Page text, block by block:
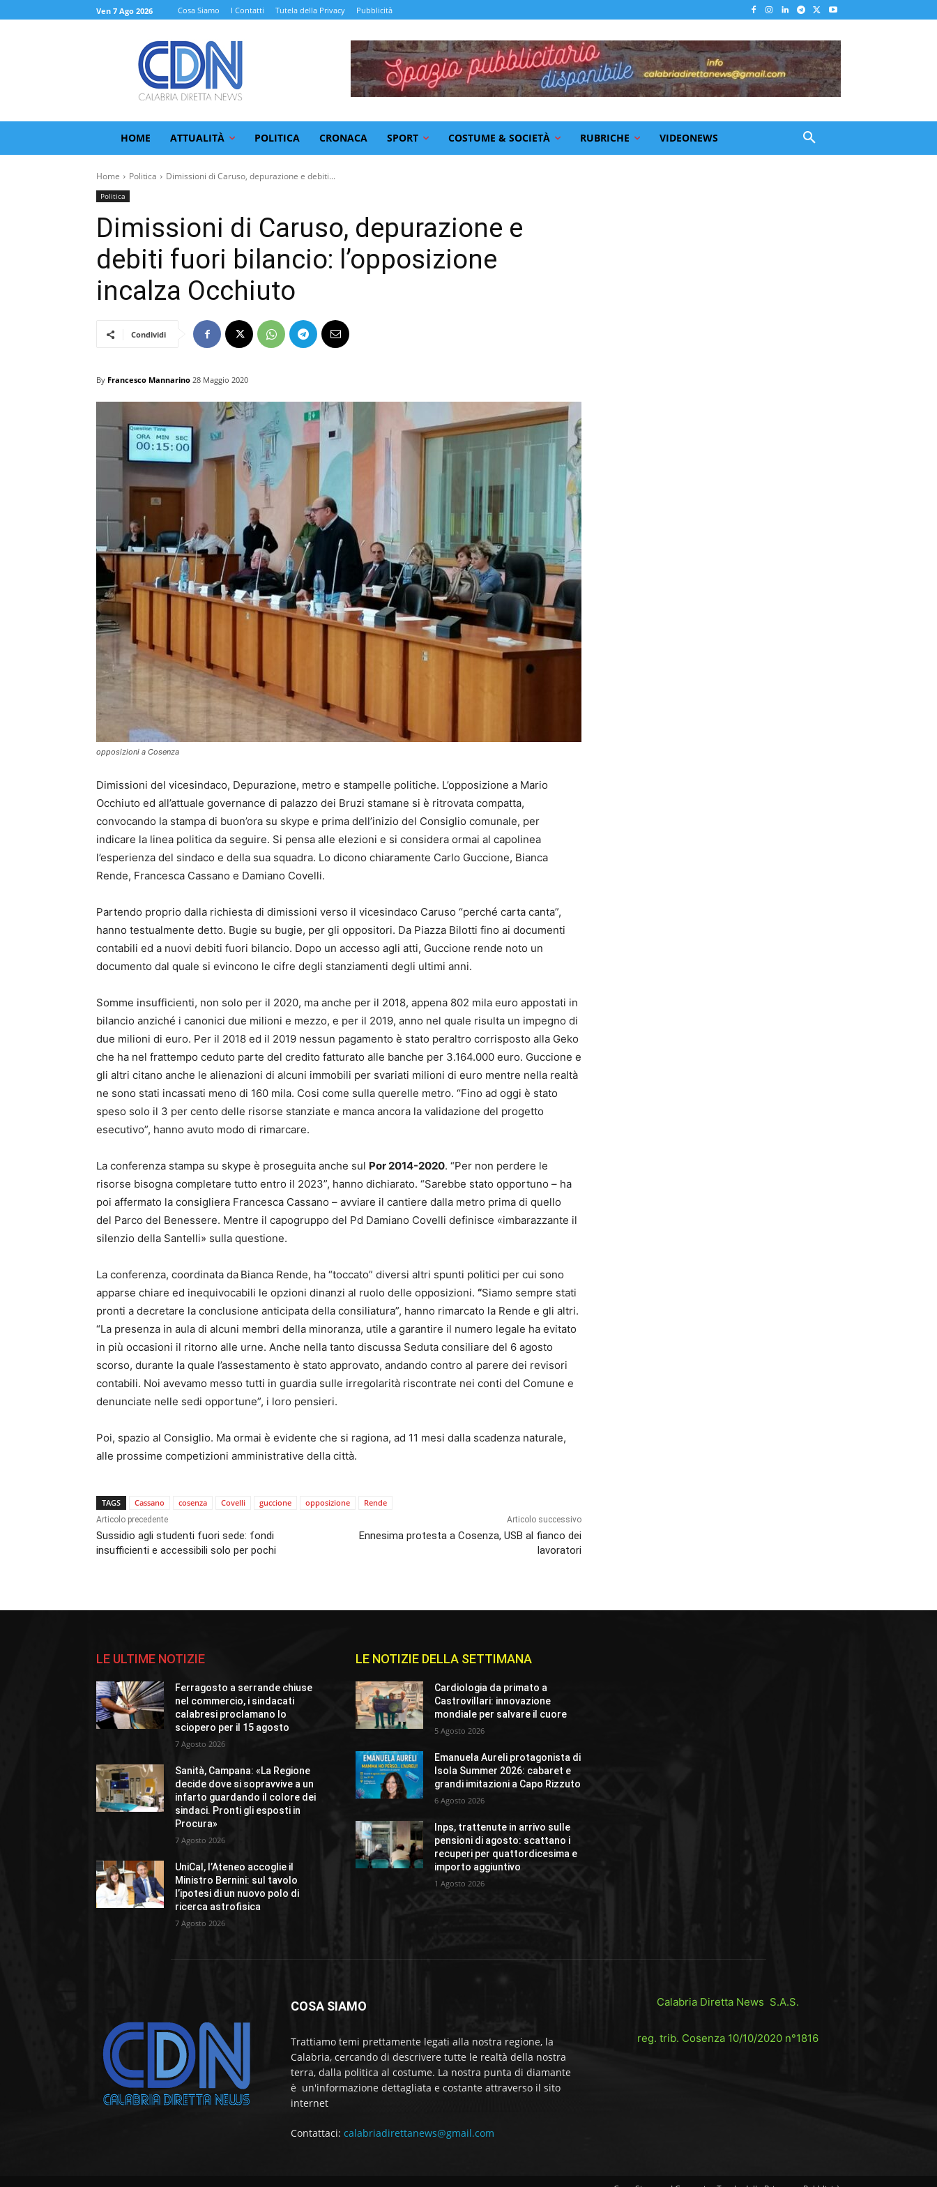
Ven 7 Ago 2026 Cosa Siamo I Contatti Tutela della Privacy Pubblicità
HOME ATTUALITÀ POLITICA CRONACA SPORT COSTUME & SOCIETÀ RUBRICHE VIDEONEWS
Home Politica Dimissioni di Caruso, depurazione e debiti...
Politica
Dimissioni di Caruso, depurazione e
debiti fuori bilancio: l’opposizione
incalza Occhiuto
Condividi
By Francesco Mannarino 28 Maggio 2020
opposizioni a Cosenza
Dimissioni del vicesindaco, Depurazione, metro e stampelle politiche. L’opposizione a Mario
Occhiuto ed all’attuale governance di palazzo dei Bruzi stamane si è ritrovata compatta,
convocando la stampa di buon’ora su skype e prima dell’inizio del Consiglio comunale, per
indicare la linea politica da seguire. Si pensa alle elezioni e si considera ormai al capolinea
l’esperienza del sindaco e della sua squadra. Lo dicono chiaramente Carlo Guccione, Bianca
Rende, Francesca Cassano e Damiano Covelli.
Partendo proprio dalla richiesta di dimissioni verso il vicesindaco Caruso “perché carta canta”,
hanno testualmente detto. Bugie su bugie, per gli oppositori. Da Piazza Bilotti fino ai documenti
contabili ed a nuovi debiti fuori bilancio. Dopo un accesso agli atti, Guccione rende noto un
documento dal quale si evincono le cifre degli stanziamenti degli ultimi anni.
Somme insufficienti, non solo per il 2020, ma anche per il 2018, appena 802 mila euro appostati in
bilancio anziché i canonici due milioni e mezzo, e per il 2019, anno nel quale risulta un impegno di
due milioni di euro. Per il 2018 ed il 2019 nessun pagamento è stato peraltro corrisposto alla Geko
che ha nel frattempo ceduto parte del credito fatturato alle banche per 3.164.000 euro. Guccione e
gli altri citano anche le alienazioni di alcuni immobili per svariati milioni di euro mentre nella realtà
ne sono stati incassati meno di 160 mila. Cosi come sulla querelle metro. “Fino ad oggi è stato
speso solo il 3 per cento delle risorse stanziate e manca ancora la validazione del progetto
esecutivo”, hanno avuto modo di rimarcare.
La conferenza stampa su skype è proseguita anche sul Por 2014-2020. “Per non perdere le
risorse bisogna completare tutto entro il 2023”, hanno dichiarato. “Sarebbe stato opportuno – ha
poi affermato la consigliera Francesca Cassano – avviare il cantiere dalla metro prima di quello
del Parco del Benessere. Mentre il capogruppo del Pd Damiano Covelli definisce «imbarazzante il
silenzio della Santelli» sulla questione.
La conferenza, coordinata da Bianca Rende, ha “toccato” diversi altri spunti politici per cui sono
apparse chiare ed inequivocabili le opzioni dinanzi al ruolo delle opposizioni. “Siamo sempre stati
pronti a decretare la conclusione anticipata della consiliatura”, hanno rimarcato la Rende e gli altri.
“La presenza in aula di alcuni membri della minoranza, utile a garantire il numero legale ha evitato
in più occasioni il ritorno alle urne. Anche nella tanto discussa Seduta consiliare del 6 agosto
scorso, durante la quale l’assestamento è stato approvato, andando contro al parere dei revisori
contabili. Noi avevamo messo tutti in guardia sulle irregolarità riscontrate nei conti del Comune e
denunciate nelle sedi opportune”, i loro pensieri.
Poi, spazio al Consiglio. Ma ormai è evidente che si ragiona, ad 11 mesi dalla scadenza naturale,
alle prossime competizioni amministrative della città.
TAGS Cassano cosenza Covelli guccione opposizione Rende
Articolo precedente
Sussidio agli studenti fuori sede: fondi
insufficienti e accessibili solo per pochi
Articolo successivo
Ennesima protesta a Cosenza, USB al fianco dei
lavoratori
LE ULTIME NOTIZIE
Ferragosto a serrande chiuse
nel commercio, i sindacati
calabresi proclamano lo
sciopero per il 15 agosto
7 Agosto 2026
Sanità, Campana: «La Regione
decide dove si sopravvive a un
infarto guardando il colore dei
sindaci. Pronti gli esposti in
Procura»
7 Agosto 2026
UniCal, l’Ateneo accoglie il
Ministro Bernini: sul tavolo
l’ipotesi di un nuovo polo di
ricerca astrofisica
7 Agosto 2026
LE NOTIZIE DELLA SETTIMANA
Cardiologia da primato a
Castrovillari: innovazione
mondiale per salvare il cuore
5 Agosto 2026
Emanuela Aureli protagonista di
Isola Summer 2026: cabaret e
grandi imitazioni a Capo Rizzuto
6 Agosto 2026
Inps, trattenute in arrivo sulle
pensioni di agosto: scattano i
recuperi per quattordicesima e
importo aggiuntivo
1 Agosto 2026
COSA SIAMO
Trattiamo temi prettamente legati alla nostra regione, la
Calabria, cercando di descrivere tutte le realtà della nostra
terra, dalla politica al costume. La nostra punta di diamante
è un'informazione dettagliata e costante attraverso il sito
internet
Contattaci: calabriadirettanews@gmail.com
Calabria Diretta News S.A.S.
reg. trib. Cosenza 10/10/2020 n°1816